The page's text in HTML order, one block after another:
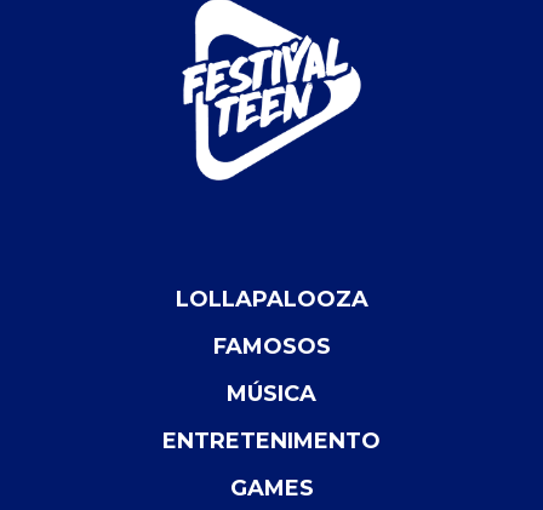
LOLLAPALOOZA
FAMOSOS
MÚSICA
ENTRETENIMENTO
GAMES